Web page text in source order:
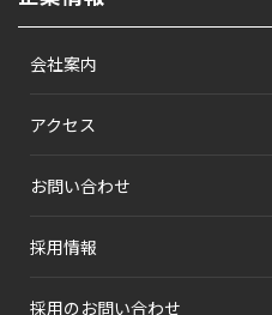
会社案内
アクセス
お問い合わせ
採用情報
採用のお問い合わせ